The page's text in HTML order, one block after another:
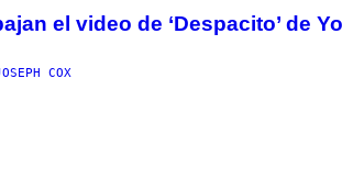
el video de ‘Despacito’ de
COX